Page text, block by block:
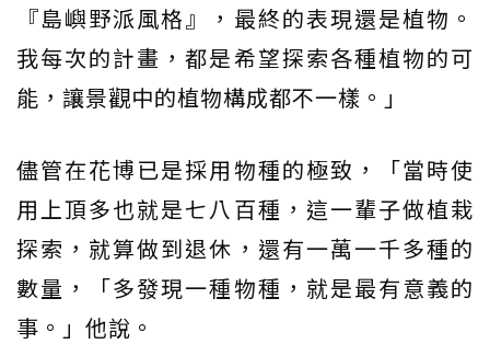
『島嶼野派風格』，最終的表現還是植物。
我每次的計畫，都是希望探索各種植物的可
能，讓景觀中的植物構成都不一樣。」
儘管在花博已是採用物種的極致，「當時使
用上頂多也就是七八百種，這一輩子做植栽
探索，就算做到退休，還有一萬一千多種的
數量，「多發現一種物種，就是最有意義的
事。」他說。